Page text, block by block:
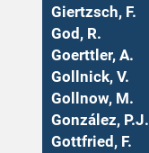
Giertzsch, F.
God, R.
Goerttler, A.
Gollnick, V.
Gollnow, M.
González, P.J.
Gottfried, F.